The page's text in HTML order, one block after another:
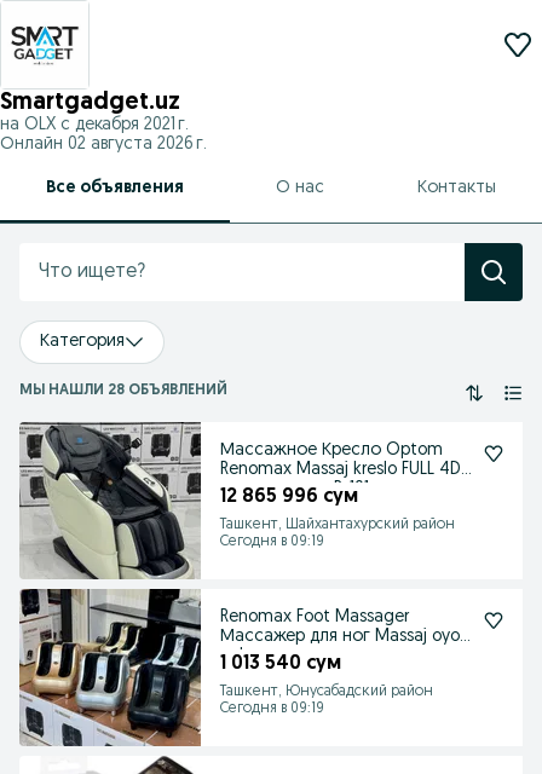
Smartgadget.uz
на OLX с декабря 2021 г.
Онлайн 02 августа 2026 г.
Все объявления О нас Контакты
Категория
МЫ НАШЛИ 28 ОБЪЯВЛЕНИЙ
Массажное Кресло Optom
Renomax Massaj kreslo FULL 4D
с планшетом R-101
12 865 996 сум
Ташкент, Шайхантахурский район
Сегодня в 09:19
Renomax Foot Massager
Массажер для ног Massaj oyoq
uchun
1 013 540 сум
Ташкент, Юнусабадский район
Сегодня в 09:19